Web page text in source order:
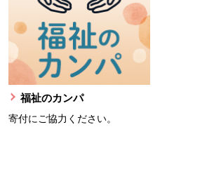
福祉のカンパ
寄付にご協力ください。